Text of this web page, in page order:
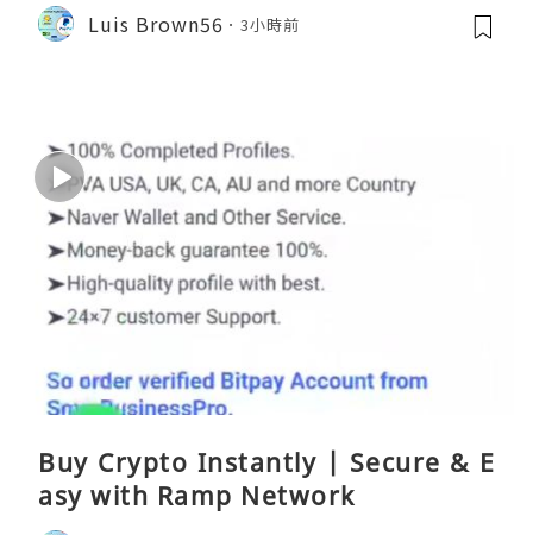
Luis Brown56 3小時前
Buy Crypto Instantly | Secure & E
asy with Ramp Network